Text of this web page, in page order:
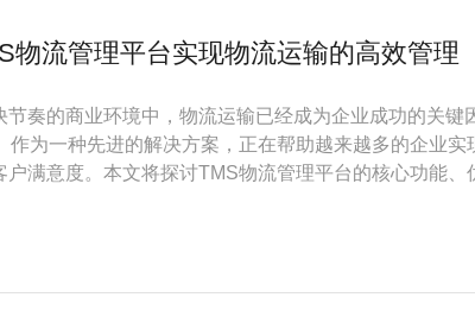
物流管理平台实现物流运输的高效管理
的商业环境中，物流运输已经成为企业成功的关键
作为一种先进的解决方案，正在帮助越来越多的企业实
户满意度。本文将探讨TMS物流管理平台的核心功能、